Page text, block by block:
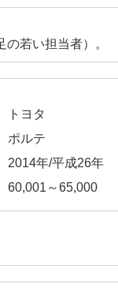
若い担当者）。
トヨタ
ポルテ
2014年/平成26年
60,001～65,000